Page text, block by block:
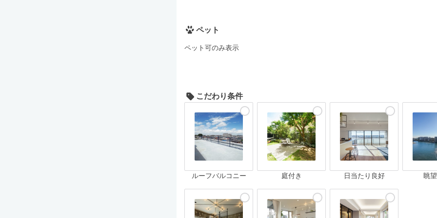
ペット
ペット可のみ表示
こだわり条件
ルーフバルコニー 庭付き 日当たり良好 眺